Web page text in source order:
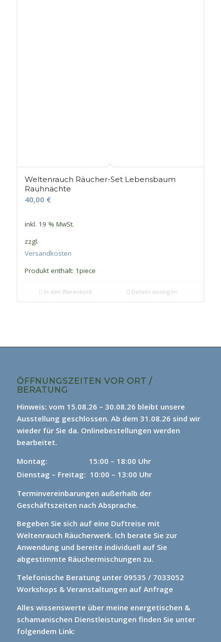
Weltenrauch Räucher-Set Lebensbaum
Rauhnächte
40,00 €
inkl. 19 % MwSt.
zzgl.
Versandkosten
Produkt enthält: 1piece
In den Warenkorb Details anzeigen
ÖFFNUNGSZEITEN VOR ORT /
BERATUNG
Hinweis: vom 15.08.26 – 30.08.26 bleibt unsere
Ausstellung geschlossen. Ab dem 31.08.26 sind wir
wieder für Sie da. Onlinebestellungen werden
bearbeitet.
Montag: 15:00 – 18:00 Uhr
Dienstag – Freitag: 10:00 – 13:00 Uhr
Terminvereinbarungen außerhalb der
Geschäftszeiten nach Absprache.
Begeben Sie sich auf eine Duftreise mit
Weltenrauch Räucherwerk. Ich berate Sie zur
Anwendung und bereite individuell auf Sie
abgestimmte Räuchermischungen zu.
Telefonische Beratung unter 09535 / 7033052
Workshops & Veranstaltungen auf Anfrage
Alles wissenswerte über meine energetischen &
schamanischen Dienstleistungen finden Sie unter
folgendem Link: